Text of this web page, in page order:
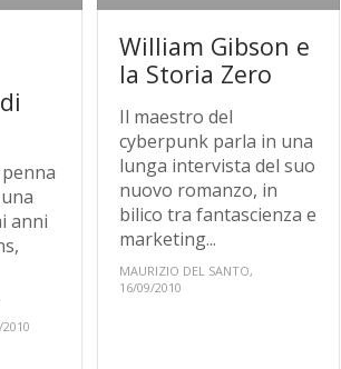
anni
William Gibson e
la Storia Zero
Il maestro del
cyberpunk parla in una
lunga intervista del suo
nuovo romanzo, in
bilico tra fantascienza e
marketing...
MAURIZIO DEL SANTO,
16/09/2010